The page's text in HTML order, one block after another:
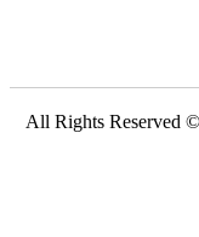
All Rights Reserved